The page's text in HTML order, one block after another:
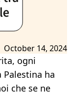
October 14, 2024
ogni
ha
che se ne